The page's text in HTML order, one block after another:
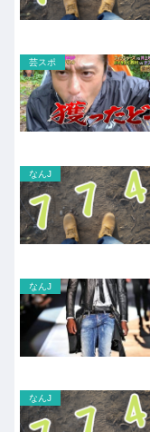
芸スポ
なんJ
なんJ
なんJ